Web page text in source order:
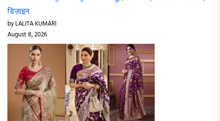
डिज़ाइन
by LALITA KUMARI
August 8, 2026